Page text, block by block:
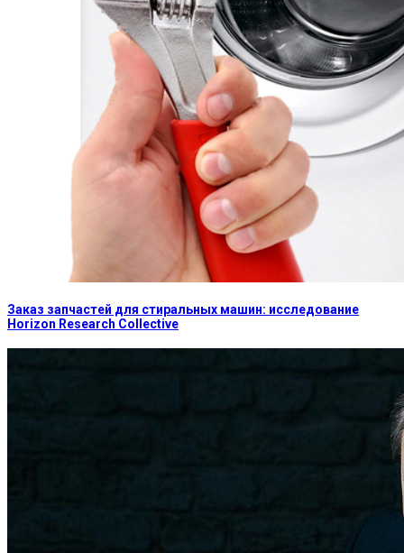
Заказ запчастей для стиральных машин: исследование
Horizon Research Collective